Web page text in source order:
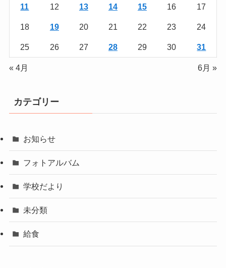
11 12 13 14 15 16 17
18 19 20 21 22 23 24
25 26 27 28 29 30 31
« 4月 6月 »
カテゴリー
お知らせ
フォトアルバム
学校だより
未分類
給食